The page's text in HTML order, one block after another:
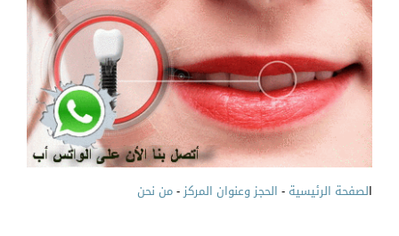
لصفحة الرئيسية-الحجز وعنوان المركز-من نحن